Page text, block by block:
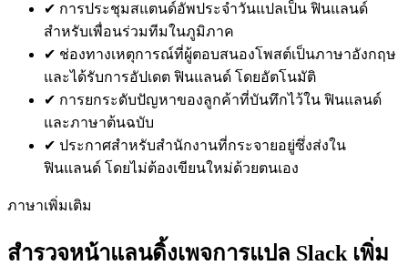
✔ การประชุมสแตนด์อัพประจำวันแปลเป็น ฟินแลนด์
สำหรับเพื่อนร่วมทีมในภูมิภาค
✔ ช่องทางเหตุการณ์ที่ผู้ตอบสนองโพสต์เป็นภาษาอังกฤษ
และได้รับการอัปเดต ฟินแลนด์ โดยอัตโนมัติ
✔ การยกระดับปัญหาของลูกค้าที่บันทึกไว้ใน ฟินแลนด์
และภาษาต้นฉบับ
✔ ประกาศสำหรับสำนักงานที่กระจายอยู่ซึ่งส่งใน
ฟินแลนด์ โดยไม่ต้องเขียนใหม่ด้วยตนเอง
ภาษาเพิ่มเติม
สำรวจหน้าแลนดิ้งเพจการแปล Slack เพิ่ม